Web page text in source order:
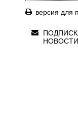
версия для
НОВОСТИ